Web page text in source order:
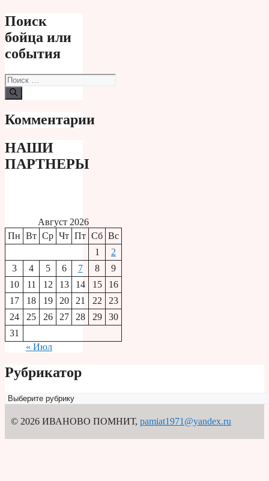
Поиск
бойца или
события
Поиск:
Комментарии
НАШИ
ПАРТНЕРЫ
Август 2026
Пн Вт Ср Чт Пт Сб Вс
1
2
3
4 5 6 7 8
9
10
11 12 13 14 15
16
17
18 19 20 21 22
23
24
25 26 27 28 29
30
31
« Июл
Рубрикатор
Рубрикатор
© 2026 ИВАНОВО ПОМНИТ, pamiat1971@yandex.ru